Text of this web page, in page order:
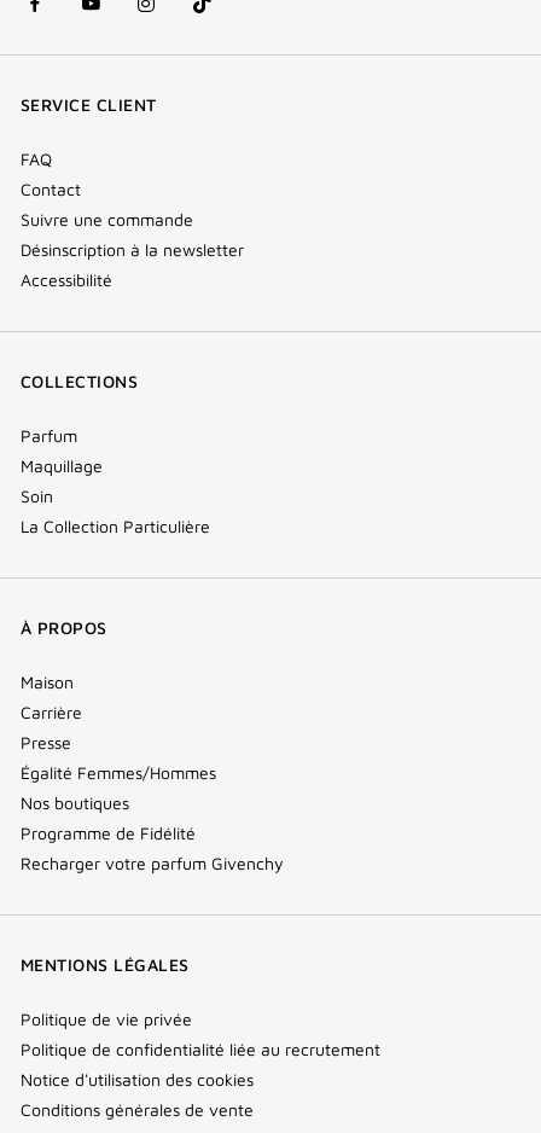
facebook
(nouvelle
youtube
(nouvelle
instagram
(nouvelle
Tik
Tok
SERVICE CLIENT
FAQ
Contact
Suivre une commande
Désinscription à la newsletter
Accessibilité
COLLECTIONS
Parfum
Maquillage
Soin
La Collection Particulière
À PROPOS
Maison
Carrière
Presse
Égalité Femmes/Hommes
Nos boutiques
Programme de Fidélité
Recharger votre parfum Givenchy
MENTIONS LÉGALES
Politique de vie privée
Politique de confidentialité liée au recrutement
Notice d'utilisation des cookies
Conditions générales de vente